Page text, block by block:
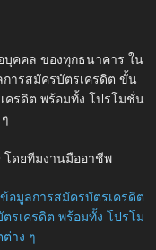
บุคคล ของทุกธนาคาร ใน
ารสมัครบัตรเครดิต ขั้น
ครดิต พร้อมทั้ง โปรโมชั่น
โดยทีมงานมืออาชีพ
อมูลการสมัครบัตรเครดิต
รเครดิต พร้อมทั้ง โปรโม
าง ๆ